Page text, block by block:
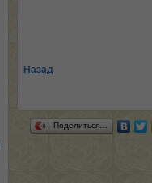
Назад
Поделиться…